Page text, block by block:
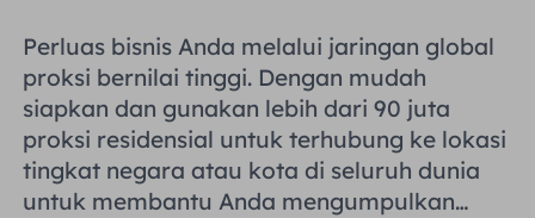
Perluas bisnis Anda melalui jaringan global
proksi bernilai tinggi. Dengan mudah
siapkan dan gunakan lebih dari 90 juta
proksi residensial untuk terhubung ke lokasi
tingkat negara atau kota di seluruh dunia
untuk membantu Anda mengumpulkan